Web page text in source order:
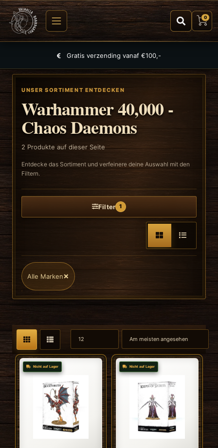
0
Gratis verzending vanaf €100,-
UNSER SORTIMENT ENTDECKEN
Warhammer 40,000 -
Chaos Daemons
2 Produkte auf dieser Seite
Entdecke das Sortiment und verfeinere deine Auswahl mit den
Filtern.
Filter 1
Alle Marken×
Nicht auf Lager Nicht auf Lager